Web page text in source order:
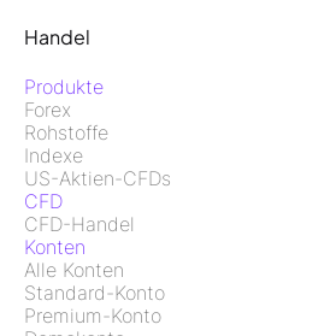
Handel
Produkte
Forex
Rohstoffe
Indexe
US-Aktien-CFDs
CFD
CFD-Handel
Konten
Alle Konten
Standard-Konto
Premium-Konto